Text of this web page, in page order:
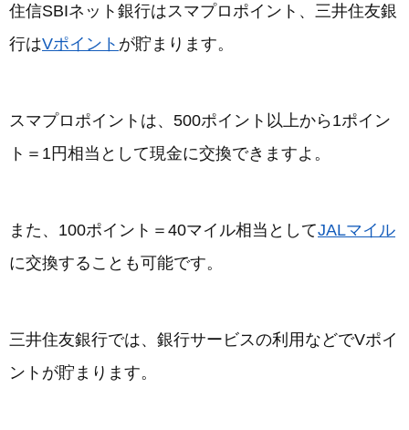
住信SBIネット銀行はスマプロポイント、三井住友銀
行はVポイント が貯まります。
スマプロポイントは、500ポイント以上から1ポイン
ト＝1円相当として現金に交換できますよ。
また、100ポイント＝40マイル相当としてJALマイル
に交換することも可能です。
三井住友銀行では、銀行サービスの利用などでVポイ
ントが貯まります。